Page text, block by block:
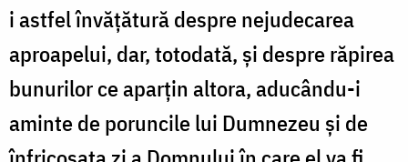
i astfel învăţătură despre nejudecarea
aproapelui, dar, totodată, şi despre răpirea
bunurilor ce aparţin altora, aducându-i
aminte de poruncile lui Dumnezeu şi de